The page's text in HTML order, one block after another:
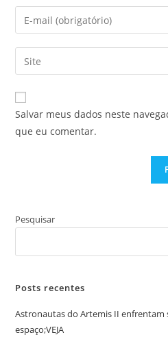
nome
ou
de
usuário
para
comentar
Digite
seu
endereço
de
mail
para
comentar
Digite
o
URL
do
site
Salvar meus dados neste
que eu comentar.
Pesquisar
Posts recentes
Astronautas do Artemis II enfrentam
espaço;VEJA